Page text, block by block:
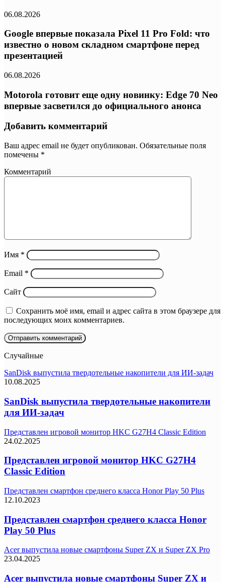
06.08.2026
Google впервые показала Pixel 11 Pro Fold: что
известно о новом складном смартфоне перед
презентацией
06.08.2026
Motorola готовит еще одну новинку: Edge 70 Neo
впервые засветился до официального анонса
Добавить комментарий
Ваш адрес email не будет опубликован. Обязательные поля
помечены *
Комментарий
Имя *
Email *
Сайт
Сохранить моё имя, email и адрес сайта в этом браузере для
последующих моих комментариев.
Случайные
SanDisk выпустила твердотельные накопители для ИИ-задач
10.08.2025
SanDisk выпустила твердотельные накопители
для ИИ-задач
Представлен игровой монитор HKC G27H4 Classic Edition
24.02.2025
Представлен игровой монитор HKC G27H4
Classic Edition
Представлен смартфон среднего класса Honor Play 50 Plus
12.10.2023
Представлен смартфон среднего класса Honor
Play 50 Plus
Acer выпустила новые смартфоны Super ZX и Super ZX Pro
23.04.2025
Acer выпустила новые смартфоны Super ZX и